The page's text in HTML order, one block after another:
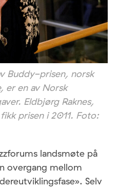
Buddy-prisen, norsk
er en av Norsk
Eldbjørg Raknes,
prisen i 2011. Foto:
landsmøte på
overgang mellom
Selv